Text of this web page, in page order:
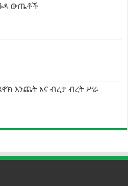
ውጤቶች
እንጨት እና ብረታ ብረት ሥራ